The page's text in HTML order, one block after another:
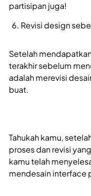
partisipan juga!
Revisi design
Setelah
terakhir sebelum
adalah merevisi
buat.
Tahukah kamu,
proses dan revisi
kamu telah
mendesain interface